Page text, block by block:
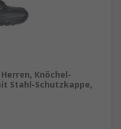
Herren, Knöchel-
Stahl-Schutzkappe,